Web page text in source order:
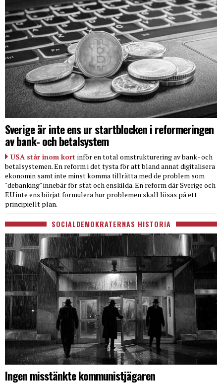
Sverige är inte ens ur startblocken i reformeringen
av bank- och betalsystem
USA står inom kort inför en total omstrukturering av bank- och
betalsystemen. En reform i det tysta för att bland annat digitalisera
ekonomin samt inte minst komma tillrätta med de problem som
"debanking" innebär för stat och enskilda. En reform där Sverige och
EU inte ens börjat formulera hur problemen skall lösas på ett
principiellt plan.
SOCIALDEMOKRATERNAS HISTORIA
Ingen misstänkte kommunistjägaren